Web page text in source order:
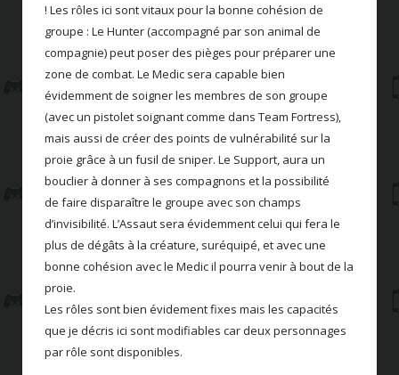
! Les rôles ici sont vitaux pour la bonne cohésion de
groupe : Le Hunter (accompagné par son animal de
compagnie) peut poser des pièges pour préparer une
zone de combat. Le Medic sera capable bien
évidemment de soigner les membres de son groupe
(avec un pistolet soignant comme dans Team Fortress),
mais aussi de créer des points de vulnérabilité sur la
proie grâce à un fusil de sniper. Le Support, aura un
bouclier à donner à ses compagnons et la possibilité
de faire disparaître le groupe avec son champs
d’invisibilité. L’Assaut sera évidemment celui qui fera le
plus de dégâts à la créature, suréquipé, et avec une
bonne cohésion avec le Medic il pourra venir à bout de la
proie.
Les rôles sont bien évidement fixes mais les capacités
que je décris ici sont modifiables car deux personnages
par rôle sont disponibles.